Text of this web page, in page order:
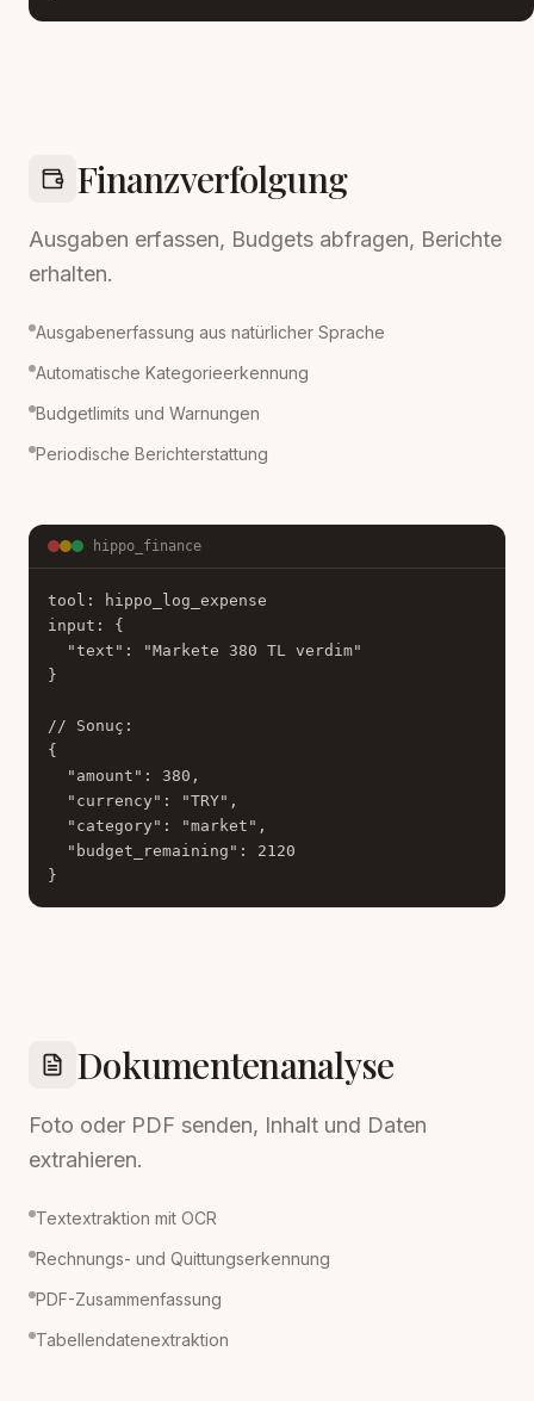
Finanzverfolgung
Ausgaben erfassen, Budgets abfragen, Berichte
erhalten.
Ausgabenerfassung aus natürlicher Sprache
Automatische Kategorieerkennung
Budgetlimits und Warnungen
Periodische Berichterstattung
hippo_finance
tool: hippo_log_expense
input: {
  "text": "Markete 380 TL verdim"
}
// Sonuç:
{
  "amount": 380,
  "currency": "TRY",
  "category": "market",
  "budget_remaining": 2120
}
Dokumentenanalyse
Foto oder PDF senden, Inhalt und Daten
extrahieren.
Textextraktion mit OCR
Rechnungs- und Quittungserkennung
PDF-Zusammenfassung
Tabellendatenextraktion